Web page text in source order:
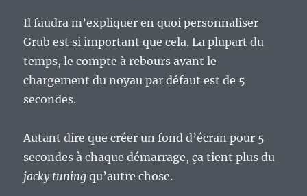
Il faudra m’expliquer en quoi personnaliser
Grub est si important que cela. La plupart du
temps, le compte à rebours avant le
chargement du noyau par défaut est de 5
secondes.
Autant dire que créer un fond d’écran pour 5
secondes à chaque démarrage, ça tient plus du
jacky tuning qu’autre chose.